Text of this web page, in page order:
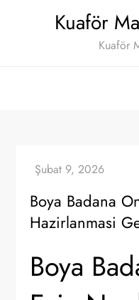
Kuaför
Kuaför
Boya Badana
Hazirlanmasi
Boya